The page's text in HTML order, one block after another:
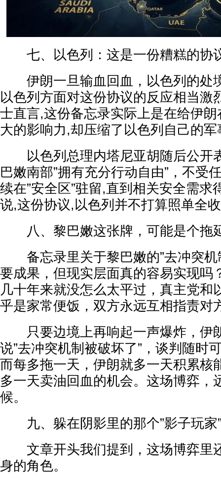
七、以色列：这是一份糟糕的协
伊朗一旦输血回血，以色列的处
以色列方面对这份协议的反应相当激
士直言,这份备忘录实际上是在给伊
大的影响力,却压缩了以色列自己的
以色列总理内塔尼亚胡随后公开
巴嫩南部”拥有充分行动自由”，不受
续在”安全区”驻留,直到相关安全需求
说,这份协议,以色列并不打算照单全
八、黎巴嫩这张牌，可能是个拖
备忘录里关于黎巴嫩的”去冲突机
要成果，但现实层面真的容易实现吗
几十年来就没怎么太平过，真主党和
乎是家常便饭，双方永远互相指责对
只要边境上再响起一声爆炸，伊
说”去冲突机制被破坏了”，谈判随时
而每多拖一天，伊朗就多一天积累核
多一天卖油回血的机会。这场博弈，
候。
九、躲在阴影里的那个”影子玩家
文章开头我们提到，这场博弈里
身的角色。